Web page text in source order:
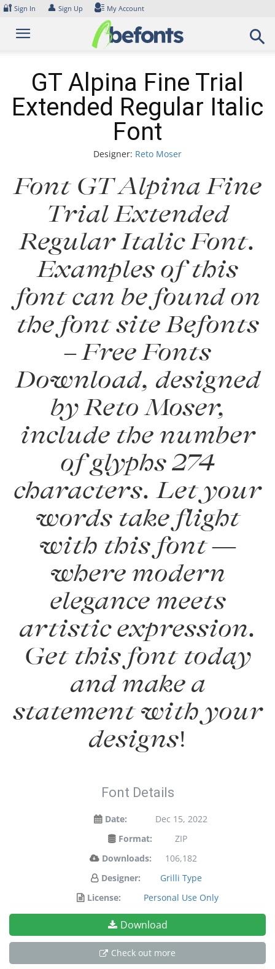
Skip
content
🔐 Sign In 👤 Sign Up My Account
GT Alpina Fine Trial
Extended Regular Italic
Font
Designer: Reto Moser
Font GT Alpina Fine
Trial Extended
Regular Italic Font.
Examples of this
font can be found on
the font site Befonts
– Free Fonts
Download, designed
by Reto Moser,
include the number
of glyphs 274
characters. Let your
words take flight
with this font —
where modern
elegance meets
artistic expression.
Get this font today
and make a
statement with your
designs!
Font Details
Date:
Dec 15, 2022
Format:
ZIP
Downloads:
106,182
Designer:
Grilli Type
License:
Personal Use Only
Download
Check out more